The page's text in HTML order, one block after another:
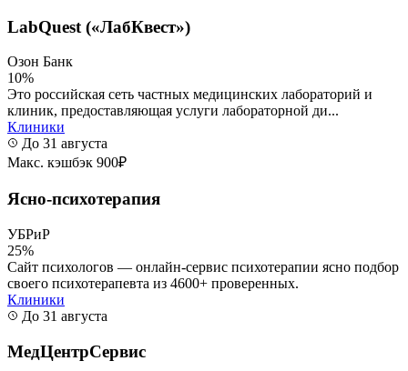
LabQuest («ЛабКвест»)
Озон Банк
10%
Это российская сеть частных медицинских лабораторий и
клиник, предоставляющая услуги лабораторной ди...
Клиники
До 31 августа
Макс. кэшбэк 900₽
Ясно-психотерапия
УБРиР
25%
Сайт психологов — онлайн-сервис психотерапии ясно подбор
своего психотерапевта из 4600+ проверенных.
Клиники
До 31 августа
МедЦентрСервис